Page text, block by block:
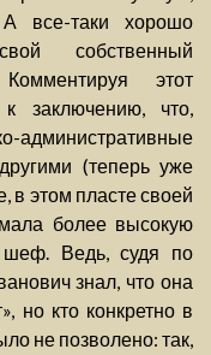
А все-таки хорошо
собственный
этот
заключению, что,
(теперь уже
в этом пласте своей
более высокую
шеф. Ведь, судя по
знал, что она
но кто конкретно в
не позволено: так,